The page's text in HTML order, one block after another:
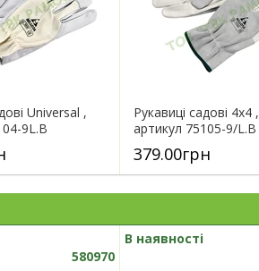
Unіversal ,
9L.B
Рукавиці садові 4х4 ,
артикул 75105-9/L.B
379.00грн
580970
В наявності